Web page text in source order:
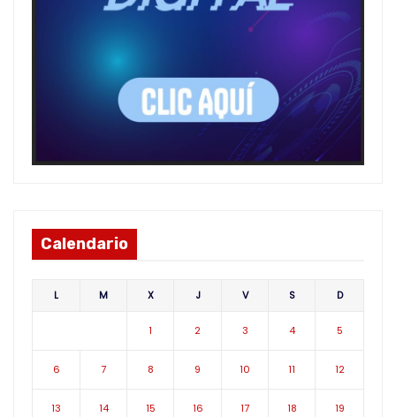
Calendario
L M X J V S D
1 2 3 4 5
6 7 8 9 10 11 12
13 14 15 16 17 18 19